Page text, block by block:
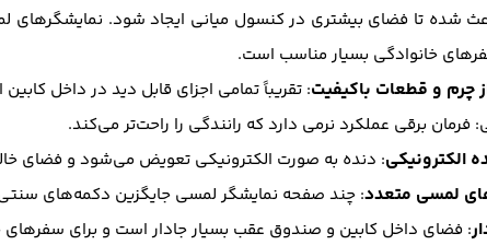
شده تا فضای بیشتری در کنسول میانی ایجاد شود.
خانوادگی بسیار مناسب است.
چرم و قطعات باکیفیت: تقریباً تمامی اجزای قابل دید در داخل
فرمان برقی عملکرد نرمی دارد که رانندگی را راحت‌تر می‌کند.
الکترونیکی: دنده به صورت الکترونیکی تعویض می‌شود و فضای
لمسی متعدد: چند صفحه نمایشگر لمسی جایگزین دکمه‌های
: فضای داخل کابین و صندوق عقب بسیار جادار است و برای